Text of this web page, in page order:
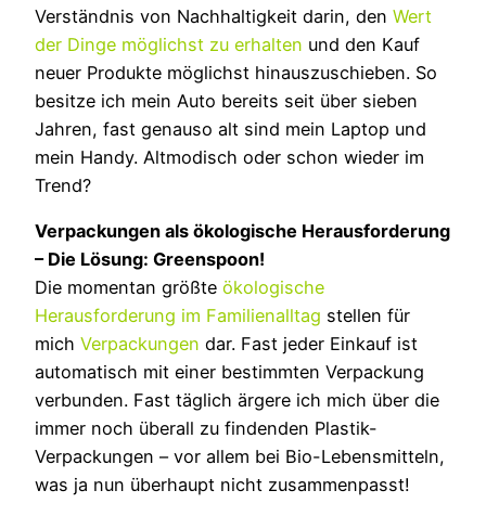
Verständnis von Nachhaltigkeit darin, den Wert
der Dinge möglichst zu erhalten und den Kauf
neuer Produkte möglichst hinauszuschieben. So
besitze ich mein Auto bereits seit über sieben
Jahren, fast genauso alt sind mein Laptop und
mein Handy. Altmodisch oder schon wieder im
Trend?
Verpackungen als ökologische Herausforderung
– Die Lösung: Greenspoon!
Die momentan größte ökologische
Herausforderung im Familienalltag stellen für
mich Verpackungen dar. Fast jeder Einkauf ist
automatisch mit einer bestimmten Verpackung
verbunden. Fast täglich ärgere ich mich über die
immer noch überall zu findenden Plastik-
Verpackungen – vor allem bei Bio-Lebensmitteln,
was ja nun überhaupt nicht zusammenpasst!